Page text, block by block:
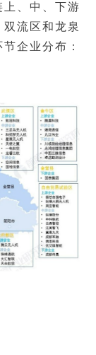
、中、下游
流区和龙泉
企业分布：